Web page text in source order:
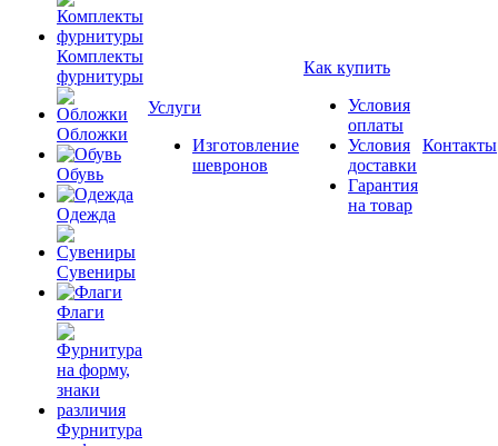
Комплекты
фурнитуры
Обложки
Обувь
Одежда
Сувениры
Флаги
Фурнитура
Услуги
Изготовление
шевронов
Как купить
Условия
оплаты
Условия
доставки
Гарантия
на товар
Контакты